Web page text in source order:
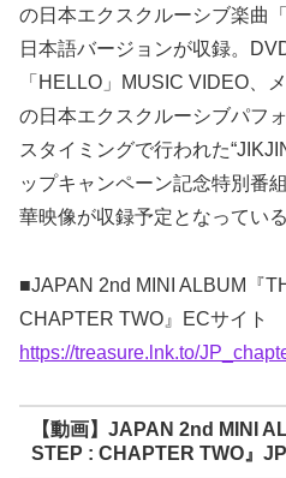
の日本エクスクルーシブ楽曲
日本語バージョンが収録。
「HELLO」MUSIC VIDEO、
の日本エクスクルーシブパフ
スタイミングで行われた
ップキャンペーン記念特別番
華映像が収録予定となっている
■JAPAN 2nd MINI ALBUM『
CHAPTER TWO』ECサイト
https://treasure.lnk.to/
【動画】JAPAN 2nd MINI
STEP : CHAPTER TWO』